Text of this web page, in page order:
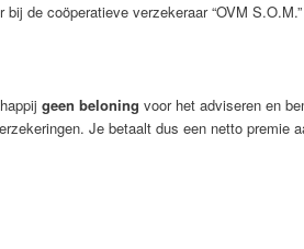
de coöperatieve verzekeraar “OVM
geen beloning voor het adviseren en
Je betaalt dus een netto premie